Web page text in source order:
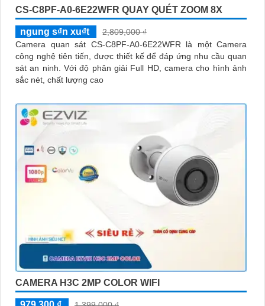
CS-C8PF-A0-6E22WFR QUAY QUÉT ZOOM 8X
ngung s₫n xu₫t
2,809,000 ₫
Camera quan sát CS-C8PF-A0-6E22WFR là một Camera
công nghệ tiên tiến, được thiết kế để đáp ứng nhu cầu quan
sát an ninh. Với độ phân giải Full HD, camera cho hình ảnh
sắc nét, chất lượng cao
CAMERA H3C 2MP COLOR WIFI